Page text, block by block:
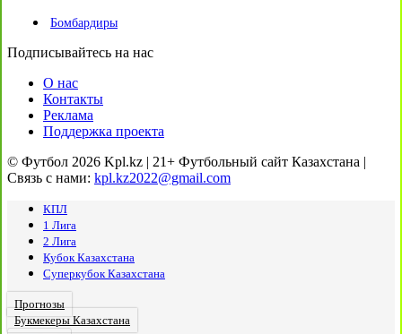
Бомбардиры
Подписывайтесь на нас
О нас
Контакты
Реклама
Поддержка проекта
© Футбол 2026 Kpl.kz | 21+ Футбольный сайт Казахстана |
Связь с нами: kpl.kz2022@gmail.com
КПЛ
1 Лига
2 Лига
Кубок Казахстана
Суперкубок Казахстана
Прогнозы
Букмекеры Казахстана